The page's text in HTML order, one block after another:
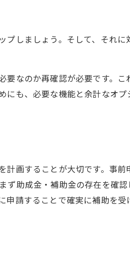
しましょう。そして、それ
なのか再確認が必要です。
も、必要な機能と余計なオ
画することが大切です。事
助成金・補助金の存在を確
請することで確実に補助を受